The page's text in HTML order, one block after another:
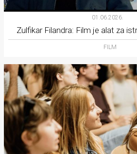
01.06.2026.
Zulfikar Filandra: Film je alat za
FILM